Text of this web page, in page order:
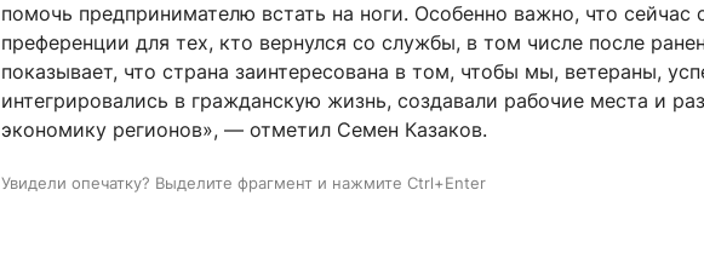
помочь предпринимателю встать на ноги. Особенно важно, что сейчас
преференции для тех, кто вернулся со службы, в том числе после
показывает, что страна заинтересована в том, чтобы мы, ветераны,
интегрировались в гражданскую жизнь, создавали рабочие места и
экономику регионов», — отметил Семен Казаков.
Увидели опечатку? Выделите фрагмент и нажмите Ctrl+Enter